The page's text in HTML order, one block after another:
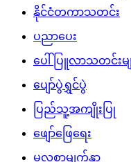
လက်မှုပညာ
လစာနှင့်စရိတ်နှုန်းထာ
ဝတ္ထု/ကာတွန်း/ကဗျာမ
သကသအကွဲအပြဲ
သတင်း
သီချင်းတောင်းဆိုခြင်း